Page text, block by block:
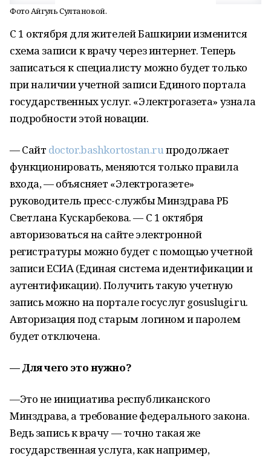
Фото Айгуль Султановой.
С 1 октября для жителей Башкирии изменится
схема записи к врачу через интернет. Теперь
записаться к специалисту можно будет только
при наличии учетной записи Единого портала
государственных услуг. «Электрогазета» узнала
подробности этой новации.
— Cайт doctor.bashkortostan.ruпродолжает
функционировать, меняются только правила
входа, — объясняет «Электрогазете»
руководитель пресс-службы Минздрава РБ
Светлана Кускарбекова. — С 1 октября
авторизоваться на сайте электронной
регистратуры можно будет с помощью учетной
записи ЕСИА (Единая система идентификации и
аутентификации). Получить такую учетную
запись можно на портале госуслуг gosuslugi.ru.
Авторизация под старым логином и паролем
будет отключена.
— Для чего это нужно?
—Это не инициатива республиканского
Минздрава, а требование федерального закона.
Ведь запись к врачу — точно такая же
государственная услуга, как например,